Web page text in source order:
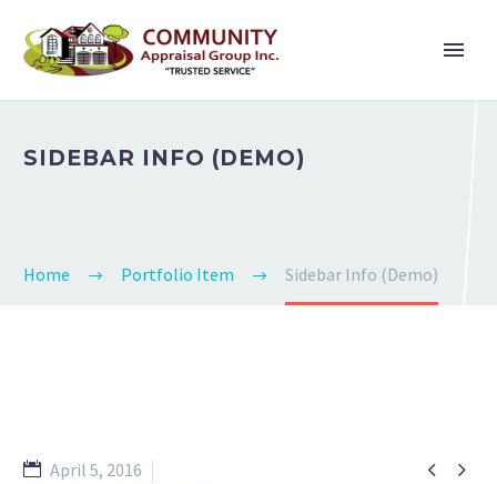
SIDEBAR INFO (DEMO)
Home Portfolio Item Sidebar Info (Demo)
 
April 5, 2016